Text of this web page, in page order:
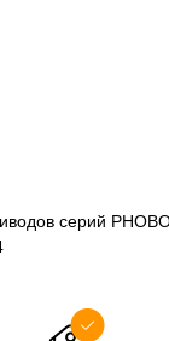
серий